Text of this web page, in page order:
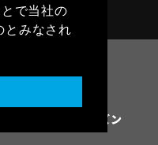
で当社の
とみなされ
ウィンターシーズン